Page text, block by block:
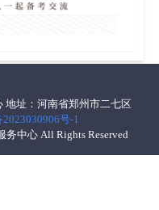
地址：河南省郑州市二七区
2023030906号-1
中心 All Rights Reserved